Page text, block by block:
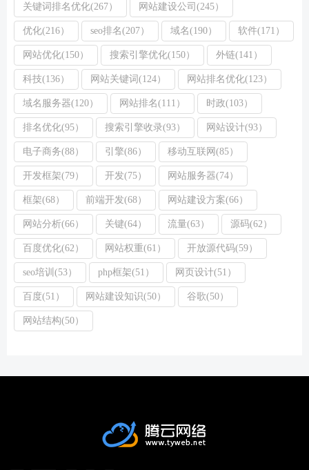
关键词排名优化(267） 网站建设公司(245）
优化(216） seo排名(207） 域名(190） 软件(171）
网站优化(150） 搜索引擎优化(150） 外链(141）
科技(136） 网站关键词(124） 网站排名优化(123）
域名服务器(120） 网站排名(111） 时政(103）
排名优化(95） 搜索引擎收录(93） 网站设计(93）
电子商务(88） 引擎(86） 移动互联网(85）
开发框架(79） 开发(75） 网站服务器(74）
框架(68） 前端开发(68） 网站建设方案(66）
网站分析(66） 关键(64） 流量(63） 源码(62）
百度优化(62） 网站权重(61） 开放源代码(59）
seo培训(53） php框架(51） 网页设计(51）
百度(51） 网站建设知识(50） 谷歌(50）
网站结构(50）